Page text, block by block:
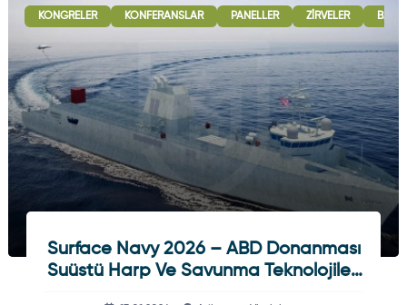
KONGRELER KONFERANSLAR PANELLER ZIRVELER B2B
Surface Navy 2026 – ABD Donanması
Suüstü Harp Ve Savunma Teknolojileri